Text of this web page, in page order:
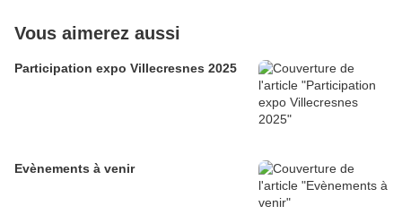
Vous aimerez aussi
Participation expo Villecresnes 2025
Evènements à venir